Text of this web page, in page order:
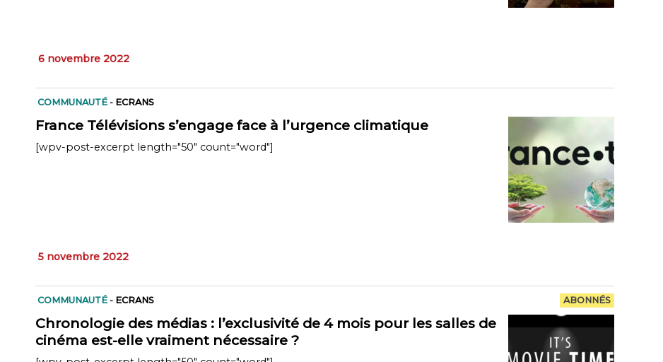
6 novembre 2022
COMMUNAUTÉ - ECRANS
France Télévisions s’engage face à l’urgence climatique
[wpv-post-excerpt length="50" count="word"]
5 novembre 2022
COMMUNAUTÉ - ECRANS ABONNÉS
Chronologie des médias : l’exclusivité de 4 mois pour les salles de
cinéma est-elle vraiment nécessaire ?